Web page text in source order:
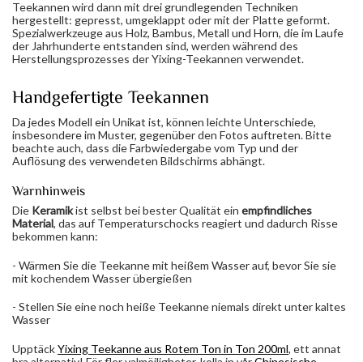
Teekannen wird dann mit drei grundlegenden Techniken
hergestellt: gepresst, umgeklappt oder mit der Platte geformt.
Spezialwerkzeuge aus Holz, Bambus, Metall und Horn, die im Laufe
der Jahrhunderte entstanden sind, werden während des
Herstellungsprozesses der Yixing-Teekannen verwendet.
Handgefertigte Teekannen
Da jedes Modell ein Unikat ist, können leichte Unterschiede,
insbesondere im Muster, gegenüber den Fotos auftreten. Bitte
beachte auch, dass die Farbwiedergabe vom Typ und der
Auflösung des verwendeten Bildschirms abhängt.
Warnhinweis
Die Keramikist selbst bei bester Qualität ein empfindliches
Material, das auf Temperaturschocks reagiert und dadurch Risse
bekommen kann:
- Wärmen Sie die Teekanne mit heißem Wasser auf, bevor Sie sie
mit kochendem Wasser übergießen
- Stellen Sie eine noch heiße Teekanne niemals direkt unter kaltes
Wasser
UpptäckYixing Teekanne aus Rotem Ton in Ton 200ml, ett annat